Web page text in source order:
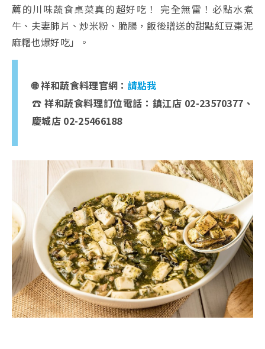
薦的川味蔬食桌菜真的超好吃！ 完全無雷！必點水煮
牛、夫妻肺片、炒米粉、脆腸，飯後贈送的甜點紅豆棗泥
麻糬也爆好吃」。
🌐 祥和蔬食料理官網： 請點我
☎️ 祥和蔬食料理訂位電話：鎮江店 02-23570377、
慶城店 02-25466188